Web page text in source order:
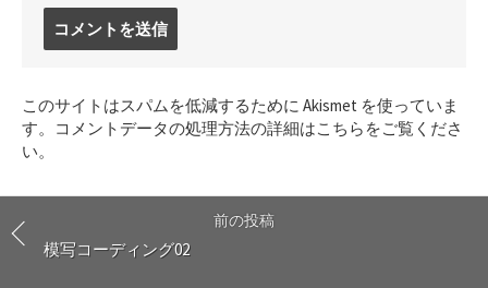
す
る
このサイトはスパムを低減するために Akismet を使っていま
す。
コメントデータの処理方法の詳細はこちらをご覧くださ
い。
前の投稿
模写コーディング02